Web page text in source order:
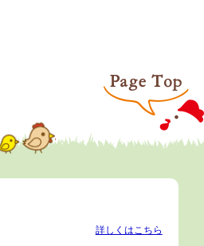
詳しくはこちら